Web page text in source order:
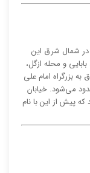
است و در شمال شرق این
و محله ازگل،
بزرگراه امام علی
می‌شود. خیابان
که پیش از این با نام